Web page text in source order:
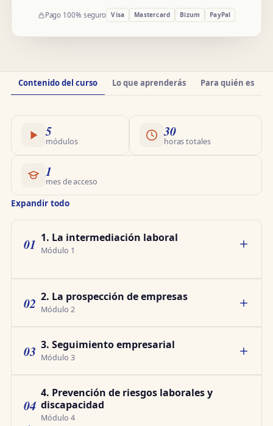
Pago 100% seguro Visa Mastercard Bizum PayPal
Información
del
Contenido del curso Lo que aprenderás Para quién es
5
módulos
30
horas totales
1
mes de acceso
Expandir todo
01 1. La intermediación laboral
Módulo 1
02 2. La prospección de empresas
Módulo 2
03 3. Seguimiento empresarial
Módulo 3
04
4. Prevención de riesgos laborales y
discapacidad
Módulo 4